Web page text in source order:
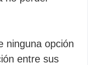
ninguna opción
entre sus